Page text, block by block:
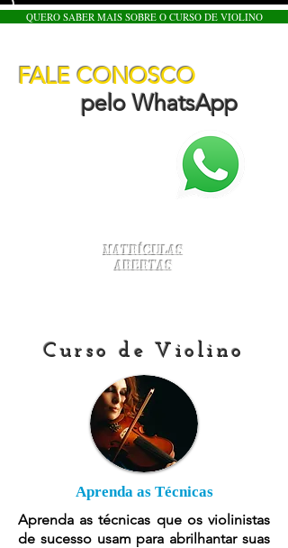
QUERO SABER MAIS SOBRE O CURSO DE VIOLINO
FALE CONOSCO
pelo WhatsApp
Matrículas
Abertas
Curso de Violino
Aprenda as Técnicas
Aprenda as técnicas que os violinistas
de sucesso usam para abrilhantar suas